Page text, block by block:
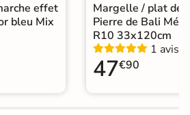
effet
bleu Mix
Margelle / plat de
Pierre de Bali
R10 33x120cm
1 avis
47€90